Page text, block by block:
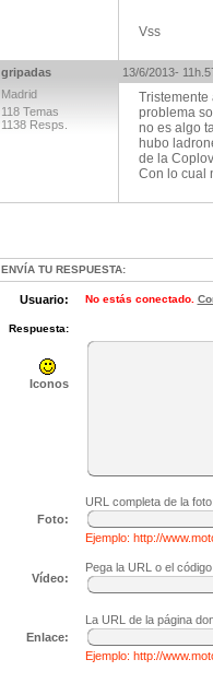
Vss
gripadas
Madrid
118 Temas
1138 Resps.
13/6/2013-
Tristemente
problema
no es algo
hubo
de la
Con lo cual
ENVÍA TU RESPUESTA:
Usuario: No estás conectado.
Respuesta:
Iconos
Foto:
URL completa de la foto:
Ejemplo: http://
Vídeo:
Pega la URL o el
Enlace:
La URL de la página
Ejemplo: http://